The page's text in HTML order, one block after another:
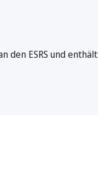
den ESRS und enthält